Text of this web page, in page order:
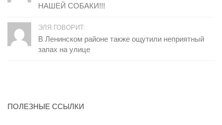
НАШЕЙ СОБАКИ!!!
ЭЛЯ ГОВОРИТ:
В Ленинском районе также ощутили неприятный
запах на улице
ПОЛЕЗНЫЕ ССЫЛКИ